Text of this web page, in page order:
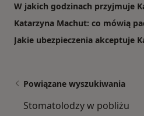
W jakich godzinach przyjmuje
Katarzyna Machut: co mówią
Jakie ubezpieczenia akceptuje
Powiązane wyszukiwania
Stomatolodzy w pobliżu